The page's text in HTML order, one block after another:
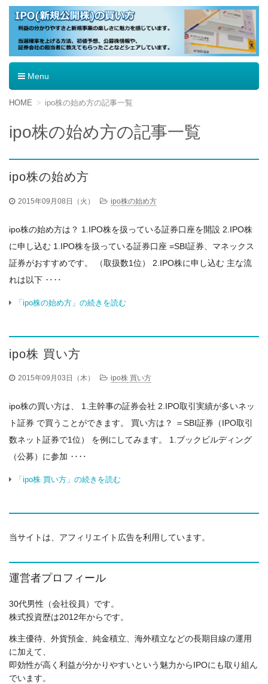
IPO（新規公開株）の買い方
Menu
コ
ン
へ
動
HOME ipo株の始め方の記事一覧
ipo株の始め方の記事一覧
ipo株の始め方
2015年09月08日（火） ipo株の始め方
ipo株の始め方は？ 1.IPO株を扱っている証券口座を開設 2.IPO株
に申し込む 1.IPO株を扱っている証券口座 =SBI証券、マネックス
証券がおすすめです。 （取扱数1位） 2.IPO株に申し込む 主な流
れは以下 ‥‥
「ipo株の始め方」の続きを読む
ipo株 買い方
2015年09月03日（木） ipo株 買い方
ipo株の買い方は、 1.主幹事の証券会社 2.IPO取引実績が多いネッ
ト証券 で買うことができます。 買い方は？ ＝SBI証券（IPO取引
数ネット証券で1位） を例にしてみます。 1.ブックビルディング
（公募）に参加 ‥‥
「ipo株 買い方」の続きを読む
当サイトは、アフィリエイト広告を利用しています。
運営者プロフィール
30代男性（会社役員）です。
株式投資歴は2012年からです。
株主優待、外貨預金、純金積立、海外積立などの長期目線の運用
に加えて、
即効性が高く利益が分かりやすいという魅力からIPOにも取り組ん
でいます。